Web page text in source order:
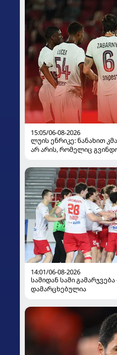
15:05/06-08-2026
ლუის ენრიკე: ნანახით
არ არის, რომელიც
14:01/06-08-2026
სამიდან სამი
დამარცხებულია